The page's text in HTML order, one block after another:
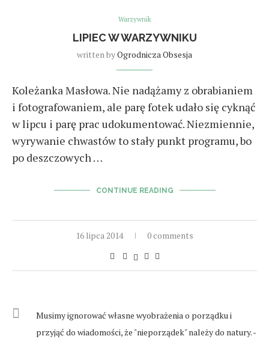
Warzywnik
LIPIEC W WARZYWNIKU
written byOgrodnicza Obsesja
Koleżanka Masłowa. Nie nadążamy z obrabianiem
i fotografowaniem, ale parę fotek udało się cyknąć
w lipcu i parę prac udokumentować. Niezmiennie,
wyrywanie chwastów to stały punkt programu, bo
po deszczowych …
CONTINUE READING
16 lipca 2014 0 comments
Musimy ignorować własne wyobrażenia o porządku i
przyjąć do wiadomości, że "nieporządek" należy do natury. -